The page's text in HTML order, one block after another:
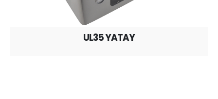
UL35 YATAY